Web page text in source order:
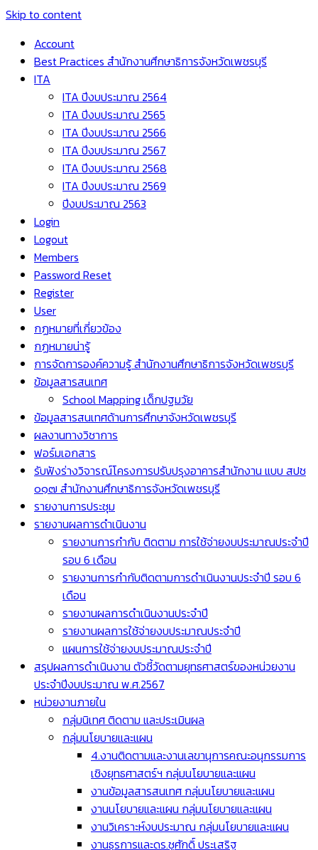
Skip to content
Account
Best Practices สำนักงานศึกษาธิการจังหวัดเพชรบุรี
ITA
ITA ปีงบประมาณ 2564
ITA ปีงบประมาณ 2565
ITA ปีงบประมาณ 2566
ITA ปีงบประมาณ 2567
ITA ปีงบประมาณ 2568
ITA ปีงบประมาณ 2569
ปีงบประมาณ 2563
Login
Logout
Members
Password Reset
Register
User
กฏหมายที่เกี่ยวข้อง
กฏหมายน่ารู้
การจัดการองค์ความรู้ สำนักงานศึกษาธิการจังหวัดเพชรบุรี
ข้อมูลสารสนเทศ
School Mapping เด็กปฐมวัย
ข้อมูลสารสนเทศด้านการศึกษาจังหวัดเพชรบุรี
ผลงานทางวิชาการ
ฟอร์มเอกสาร
รับฟังร่างวิจารณ์โครงการปรับปรุงอาคารสำนักงาน แบบ สปช
๐๑๗ สำนักงานศึกษาธิการจังหวัดเพชรบุรี
รายงานการประชุม
รายงานผลการดำเนินงาน
รายงานการกำกับ ติดตาม การใช้จ่ายงบประมาณประจำปี
รอบ 6 เดือน
รายงานการกำกับติดตามการดำเนินงานประจำปี รอบ 6
เดือน
รายงานผลการดำเนินงานประจำปี
รายงานผลการใช้จ่ายงบประมาณประจำปี
แผนการใช้จ่ายงบประมาณประจำปี
สรุปผลการดำเนินงาน ตัวชี้วัดตามยุทธศาสตร์ของหน่วยงาน
ประจำปีงบประมาณ พ.ศ.2567
หน่วยงานภายใน
กลุ่มนิเทศ ติดตาม และประเมินผล
กลุ่มนโยบายและแผน
4.งานติดตามและงานเลขานุการคณะอนุกรรมการ
เชิงยุทธศาสตร์ฯ กลุ่มนโยบายและแผน
งานข้อมูลสารสนเทศ กลุ่มนโยบายและแผน
งานนโยบายและแผน กลุ่มนโยบายและแผน
งานวิเคราะห์งบประมาณ กลุ่มนโยบายและแผน
งานธุรการและดร.ชูศักดิ์ ประเสริฐ